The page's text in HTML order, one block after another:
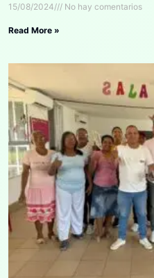
15/08/2024 No hay comentarios
Read More »